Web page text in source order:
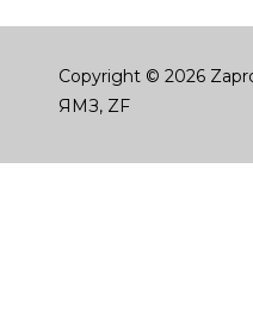
Copyright © 2026
ЯМЗ, ZF